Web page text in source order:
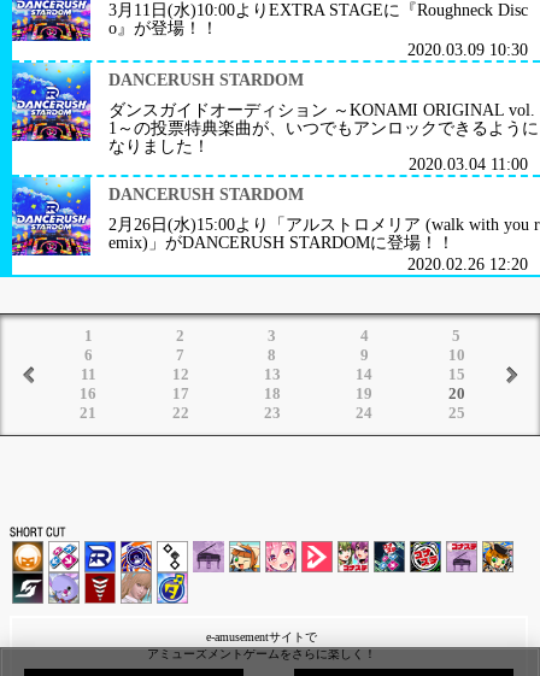
3月11日(水)10:00よりEXTRA STAGEに『Roughneck Disc
o』が登場！！
2020.03.09 10:30
DANCERUSH STARDOM
ダンスガイドオーディション ～KONAMI ORIGINAL vol.
1～の投票特典楽曲が、いつでもアンロックできるように
なりました！
2020.03.04 11:00
DANCERUSH STARDOM
2月26日(水)15:00より「アルストロメリア (walk with you r
emix)」がDANCERUSH STARDOMに登場！！
2020.02.26 12:20
1 2 3 4
5
6
7 8 9
10
11
12 13 14
15
16
17 18 19
20
21
22 23 24 25
e-amusementサイトで
アミューズメントゲームをさらに楽しく！